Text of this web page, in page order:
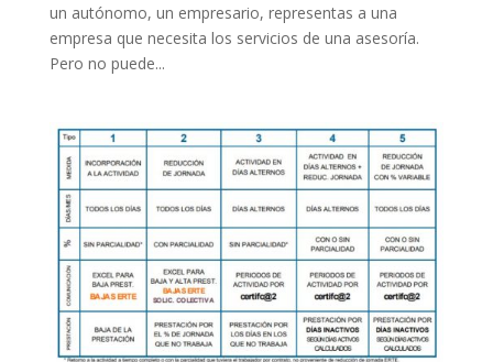
un autónomo, un empresario, representas a una
empresa que necesita los servicios de una asesoría.
Pero no puede...